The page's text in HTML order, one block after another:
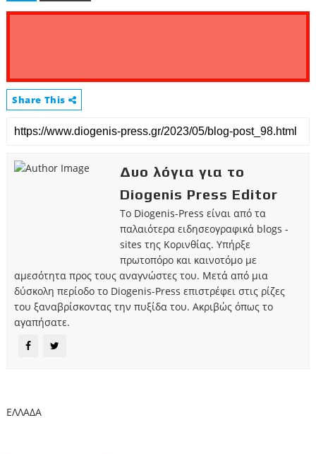
Share This
Δυο λόγια για το
Diogenis Press Editor
Το Diogenis-Press είναι από τα
παλαιότερα ειδησεογραφικά blogs -
sites της Κορινθίας. Υπήρξε
πρωτοπόρο και καινοτόμο με
αμεσότητα προς τους αναγνώστες του. Μετά από μια
δύσκολη περίοδο το Diogenis-Press επιστρέφει στις ρίζες
του ξαναβρίσκοντας την πυξίδα του. Ακριβώς όπως το
αγαπήσατε.
ΕΛΛΑΔΑ